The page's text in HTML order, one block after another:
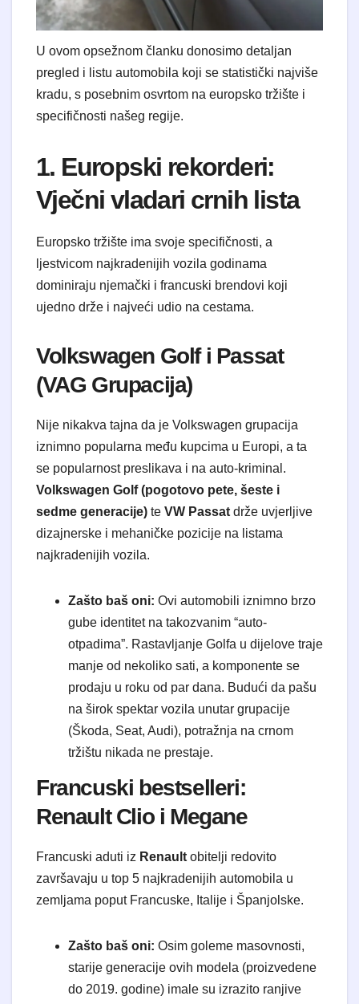
U ovom opsežnom članku donosimo detaljan
pregled i listu automobila koji se statistički najviše
kradu, s posebnim osvrtom na europsko tržište i
specifičnosti našeg regije.
1. Europski rekorderi:
Vječni vladari crnih lista
Europsko tržište ima svoje specifičnosti, a
ljestvicom najkradenijih vozila godinama
dominiraju njemački i francuski brendovi koji
ujedno drže i najveći udio na cestama.
Volkswagen Golf i Passat
(VAG Grupacija)
Nije nikakva tajna da je Volkswagen grupacija
iznimno popularna među kupcima u Europi, a ta
se popularnost preslikava i na auto-kriminal.
Volkswagen Golf (pogotovo pete, šeste i
sedme generacije) te VW Passat drže uvjerljive
dizajnerske i mehaničke pozicije na listama
najkradenijih vozila.
Zašto baš oni: Ovi automobili iznimno brzo
gube identitet na takozvanim “auto-
otpadima”. Rastavljanje Golfa u dijelove traje
manje od nekoliko sati, a komponente se
prodaju u roku od par dana. Budući da pašu
na širok spektar vozila unutar grupacije
(Škoda, Seat, Audi), potražnja na crnom
tržištu nikada ne prestaje.
Francuski bestselleri:
Renault Clio i Megane
Francuski aduti iz Renault obitelji redovito
završavaju u top 5 najkradenijih automobila u
zemljama poput Francuske, Italije i Španjolske.
Zašto baš oni: Osim goleme masovnosti,
starije generacije ovih modela (proizvedene
do 2019. godine) imale su izrazito ranjive